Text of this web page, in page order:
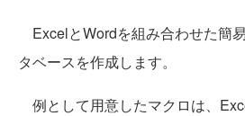
ExcelとWordを組み合わせた簡
タベースを作成します。
例として用意したマクロは、